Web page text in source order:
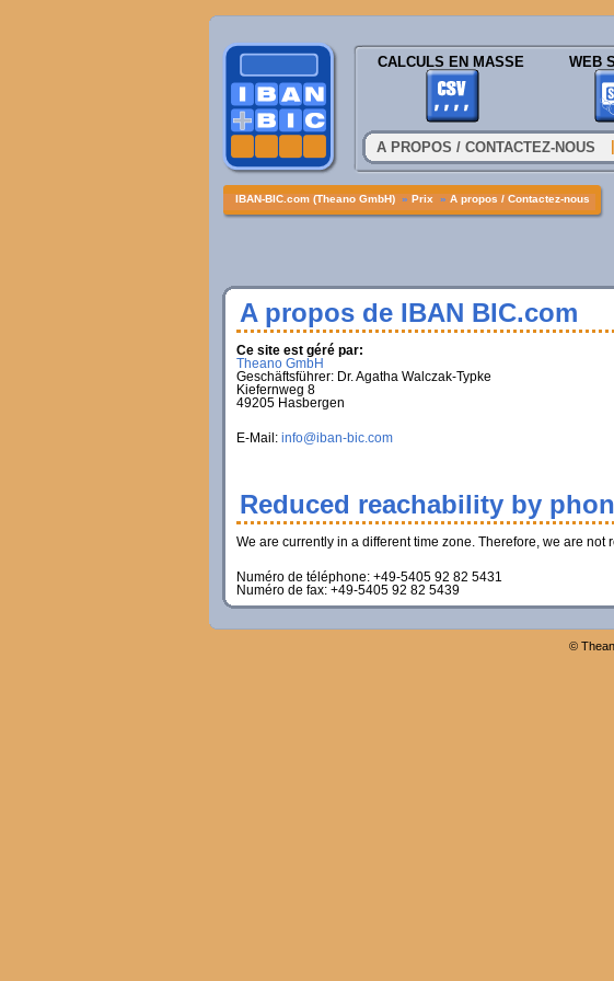
CALCULS EN MASSE WEB
A PROPOS / CONTACTEZ-NOUS
IBAN-BIC.com (Theano GmbH) » Prix » A propos / Contactez-nous
A propos de IBAN BIC.com
Ce site est géré par:
Theano GmbH
Geschäftsführer: Dr. Agatha Walczak-Typke
Kiefernweg 8
49205 Hasbergen
E-Mail: info@iban-bic.com
Reduced reachability by
We are currently in a different time zone. Therefore, we are
Numéro de téléphone: +49-5405 92 82 5431
Numéro de fax: +49-5405 92 82 5439
©